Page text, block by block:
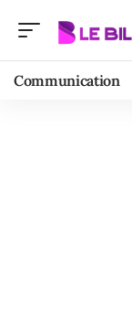
Communication